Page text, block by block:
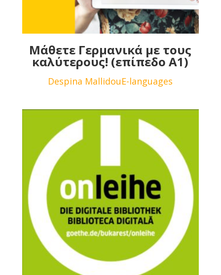
Μάθετε Γερμανικά με τους
καλύτερους! (επίπεδο Α1)
Despina MallidouE-languages